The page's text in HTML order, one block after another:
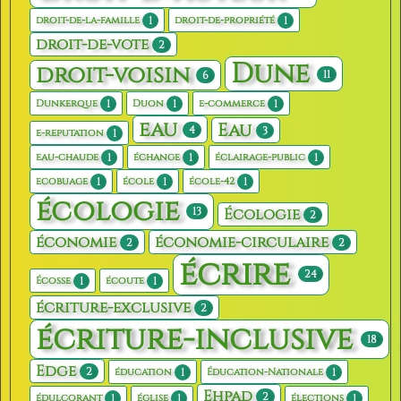
droit-de-la-famille 1 droit-de-propriété 1
droit-de-vote 2
droit-voisin 6 Dune 11
Dunkerque 1 Duon 1 e-commerce 1
e-reputation 1 eau 4 Eau 3
eau-chaude 1 échange 1 éclairage-public 1
ecobuage 1 école 1 école-42 1
écologie 13 Écologie 2
économie 2 économie-circulaire 2
Écosse 1 écoute 1 écrire 24
écriture-exclusive 2
écriture-inclusive 18
Edge 2 éducation 1 Éducation-Nationale 1
édulcorant église Ehpad 2 élections